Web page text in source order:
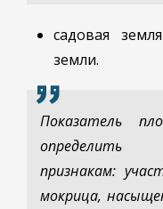
садовая
земли.
Показатель
признакам:
мокрица,